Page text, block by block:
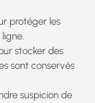
protéger les
stocker des
sont conservés
suspicion de